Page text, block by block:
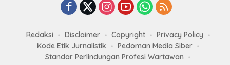
Redaksi Disclaimer Copyright
Privacy Policy
Kode Etik Jurnalistik
Pedoman Media Siber
Standar Perlindungan Profesi Wartawan